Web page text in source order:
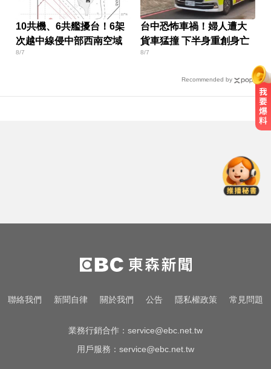
10共機、6共艦擾台！6架
次越中線侵中部西南空域
8/7
台中恐怖車禍！婦人遭大
貨車猛撞 下半身重創身亡
8/7
Recommended by
說重話：考慮收回股務自辦
10共機、6共艦擾台！6架次越中線
侵中部西南空域
明年起0~18歲「每月領5千」 賴清
聯絡我們 新聞自律 關於我們 公告 隱私權政策 常見問題
業務行銷合作： service@ebc.net.tw
用戶服務： service@ebc.net.tw